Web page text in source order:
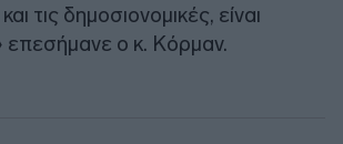
τις δημοσιονομικές, είναι
επεσήμανε ο κ. Κόρμαν.